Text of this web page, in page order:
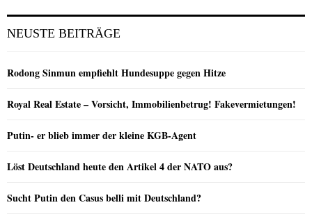
NEUSTE BEITRÄGE
Rodong Sinmun empfiehlt Hundesuppe gegen Hitze
Royal Real Estate – Vorsicht, Immobilienbetrug! Fakevermietungen!
Putin- er blieb immer der kleine KGB-Agent
Löst Deutschland heute den Artikel 4 der NATO aus?
Sucht Putin den Casus belli mit Deutschland?